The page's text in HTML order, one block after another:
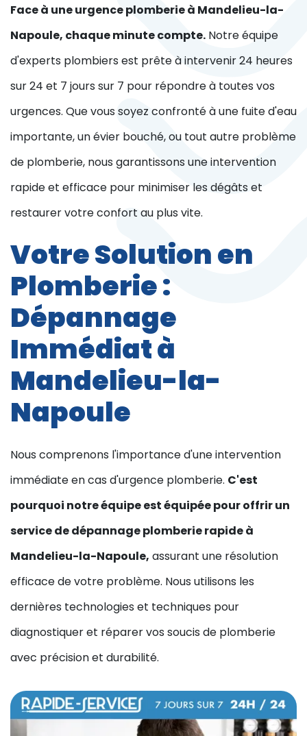
Face à une urgence plomberie à Mandelieu-la-
Napoule, chaque minute compte. Notre équipe
d'experts plombiers est prête à intervenir 24 heures
sur 24 et 7 jours sur 7 pour répondre à toutes vos
urgences. Que vous soyez confronté à une fuite d'eau
importante, un évier bouché, ou tout autre problème
de plomberie, nous garantissons une intervention
rapide et efficace pour minimiser les dégâts et
restaurer votre confort au plus vite.
Votre Solution en
Plomberie :
Dépannage
Immédiat à
Mandelieu-la-
Napoule
Nous comprenons l'importance d'une intervention
immédiate en cas d'urgence plomberie. C'est
pourquoi notre équipe est équipée pour offrir un
service de dépannage plomberie rapide à
Mandelieu-la-Napoule, assurant une résolution
efficace de votre problème. Nous utilisons les
dernières technologies et techniques pour
diagnostiquer et réparer vos soucis de plomberie
avec précision et durabilité.